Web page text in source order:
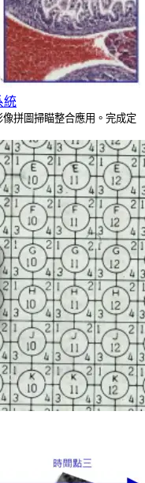
統
拼圖掃瞄整合應用。完成定